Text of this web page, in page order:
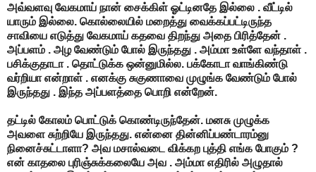
அவ்வளவு வேகமாய் நான் சைக்கிள் ஓட்டினதே இல்லை . வீட்டில்
யாரும் இல்லை. கொல்லையில் மறைத்து வைக்கப்பட்டிருந்த
சாவியை எடுத்து வேகமாய் கதவை திறந்து அதை பிரித்தேன் .
அப்பளம் . அழ வேண்டும் போல் இருந்தது . அம்மா உள்ளே வந்தாள் .
பசிக்குதாடா . தொட்டுக்க ஒன்னுமில்ல. பக்கோடா வாங்கிண்டு
வர்றியா என்றாள் . எனக்கு சுகுணாவை முழுங்க வேண்டும் போல்
இருந்தது . இந்த அப்பளத்தை பொறி என்றேன்.
தட்டில் கோலம் பொட்டுக் கொண்டிருந்தேன். மனசு முழுக்க
அவளை சுற்றியே இருந்தது. என்னை தின்னிப்பண்டாரம்னு
நினைச்சுட்டாளா? அவ மசால்வடை விக்கற புத்தி எங்க போகும் ?
என் காதலை புரிஞ்சுக்கலையே அவ . அம்மா எதிரில் அழுதால்